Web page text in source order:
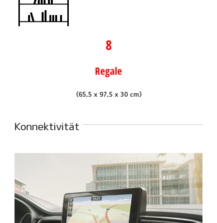
8
Regale
(65,5 x 97,5 x 30 cm)
Konnektivität